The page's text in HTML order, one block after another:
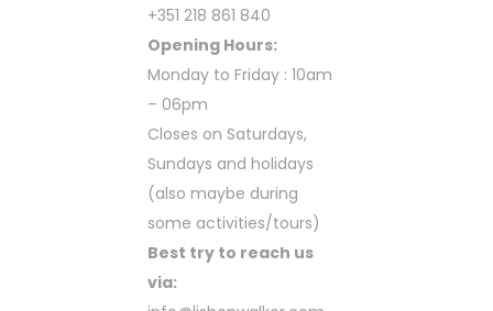
+351 218 861 840
Opening Hours:
Monday to Friday : 10am
– 06pm
Closes on Saturdays,
Sundays and holidays
(also maybe during
some activities/tours)
Best try to reach us
via: